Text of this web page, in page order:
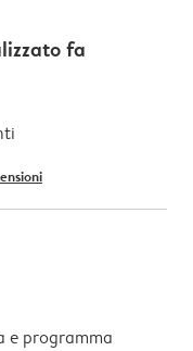
fa
e programma